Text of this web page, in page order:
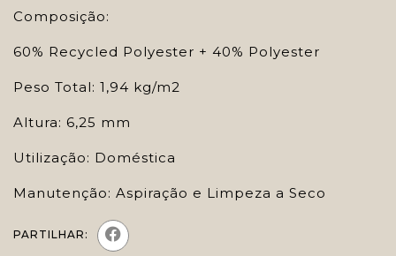
Composição:
60% Recycled Polyester + 40% Polyester
Peso Total: 1,94 kg/m2
Altura: 6,25 mm
Utilização: Doméstica
Manutenção: Aspiração e Limpeza a Seco
PARTILHAR: